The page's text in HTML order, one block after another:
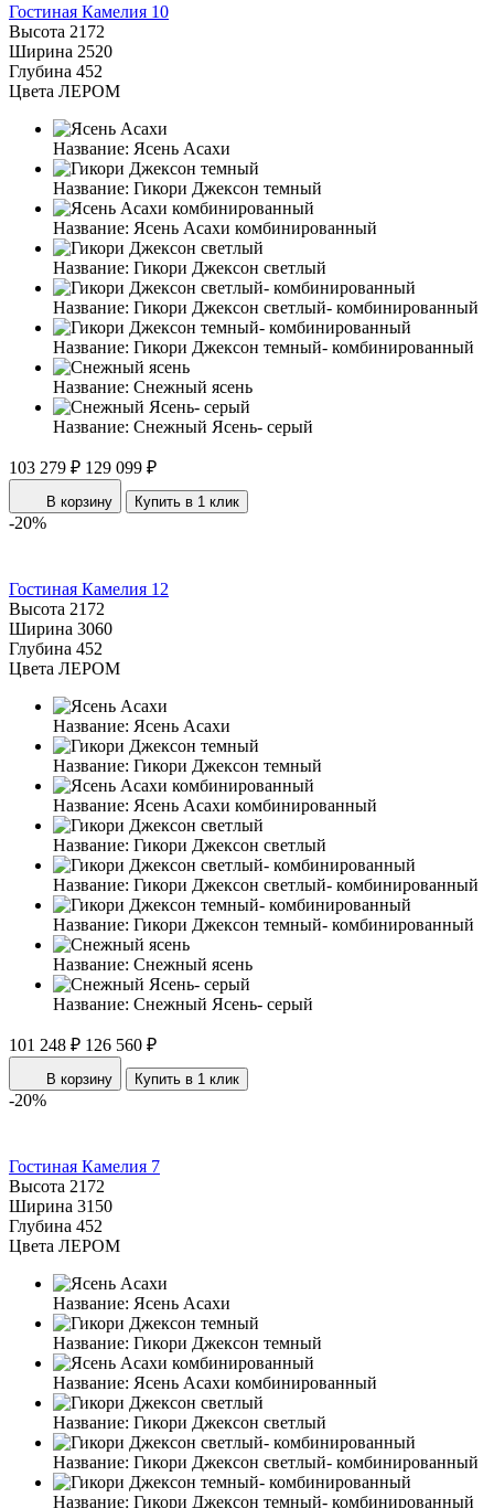
Гостиная Камелия 10
Высота 2172
Ширина 2520
Глубина 452
Цвета ЛЕРОМ
Название: Ясень Асахи
Название: Гикори Джексон темный
Название: Ясень Асахи комбинированный
Название: Гикори Джексон светлый
Название: Гикори Джексон светлый- комбинированный
Название: Гикори Джексон темный- комбинированный
Название: Снежный ясень
Название: Снежный Ясень- серый
103 279 ₽ 129 099 ₽
В корзину Купить в 1 клик
-20%
Гостиная Камелия 12
Высота 2172
Ширина 3060
Глубина 452
Цвета ЛЕРОМ
Название: Ясень Асахи
Название: Гикори Джексон темный
Название: Ясень Асахи комбинированный
Название: Гикори Джексон светлый
Название: Гикори Джексон светлый- комбинированный
Название: Гикори Джексон темный- комбинированный
Название: Снежный ясень
Название: Снежный Ясень- серый
101 248 ₽ 126 560 ₽
В корзину Купить в 1 клик
-20%
Гостиная Камелия 7
Высота 2172
Ширина 3150
Глубина 452
Цвета ЛЕРОМ
Название: Ясень Асахи
Название: Гикори Джексон темный
Название: Ясень Асахи комбинированный
Название: Гикори Джексон светлый
Название: Гикори Джексон светлый- комбинированный
Название: Гикори Джексон темный- комбинированный